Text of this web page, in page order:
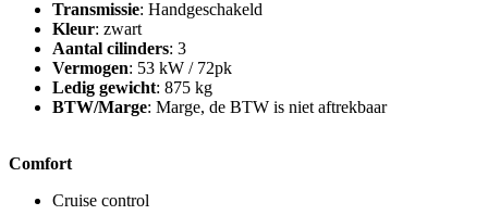
Transmissie: Handgeschakeld
Kleur: zwart
Aantal cilinders: 3
Vermogen: 53 kW / 72pk
Ledig gewicht: 875 kg
BTW/Marge: Marge, de BTW is niet aftrekbaar
Comfort
Cruise control